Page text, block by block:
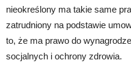
nieokreślony ma takie same
zatrudniony na podstawie
to, że ma prawo do
socjalnych i ochrony zdrowia.